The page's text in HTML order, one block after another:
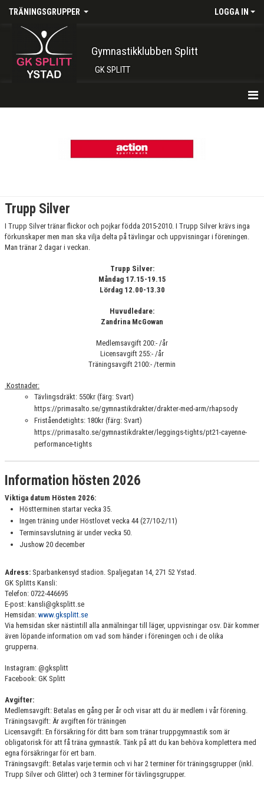
TRÄNINGSGRUPPER LOGGA IN
Gymnastikklubben Splitt
GK SPLITT
TRUPP 2 SÖNDAG 10:15-11:45
TRUPP 4 MÅNDAG 19:00-20:30
TRUPP GLITTER
TRUPP SILVER
KOSTNADER
INFORMATION OM GRUPPEN
VUXENGRUPP 16+
Trupp Silver
I Trupp Silver tränar flickor och pojkar födda 2015-2010. I Trupp Silver krävs inga
förkunskaper men man ska vilja delta på tävlingar och uppvisningar i föreningen.
Man tränar 2 dagar i veckan.
Trupp Silver:
Måndag 17.15-19.15
Lördag 12.00-13.30
Huvudledare:
Zandrina McGowan
Medlemsavgift 200:- /år
Licensavgift 255:- /år
Träningsavgift 2100:- /termin
Kostnader:
Tävlingsdräkt: 550kr (färg: Svart)
https://primasalto.se/gymnastikdrakter/drakter-med-arm/rhapsody
Friståendetights: 180kr (färg: Svart)
https://primasalto.se/gymnastikdrakter/leggings-tights/pt21-cayenne-
performance-tights
Information hösten 2026
Viktiga datum Hösten 2026:
Höstterminen startar vecka 35.
Ingen träning under Höstlovet vecka 44 (27/10-2/11)
Terminsavslutning är under vecka 50.
Jushow 20 december
Adress: Sparbankensyd stadion. Spaljegatan 14, 271 52 Ystad.
GK Splitts Kansli:
Telefon: 0722-446695
E-post: kansli@gksplitt.se
Hemsidan: www.gksplitt.se
Via hemsidan sker nästintill alla anmälningar till läger, uppvisningar osv. Där kommer
även löpande information om vad som händer i föreningen och i de olika
grupperna.
Instagram: @gksplitt
Facebook: GK Splitt
Avgifter:
Medlemsavgift: Betalas en gång per år och visar att du är medlem i vår förening.
Träningsavgift: Är avgiften för träningen
Licensavgift: En försäkring för ditt barn som tränar truppgymnastik som är
obligatorisk för att få träna gymnastik. Tänk på att du kan behöva komplettera med
egna försäkringar för ert barn.
Träningsavgift: Betalas varje termin och vi har 2 terminer för träningsgrupper (inkl.
Trupp Silver och Glitter) och 3 terminer för tävlingsgrupper.